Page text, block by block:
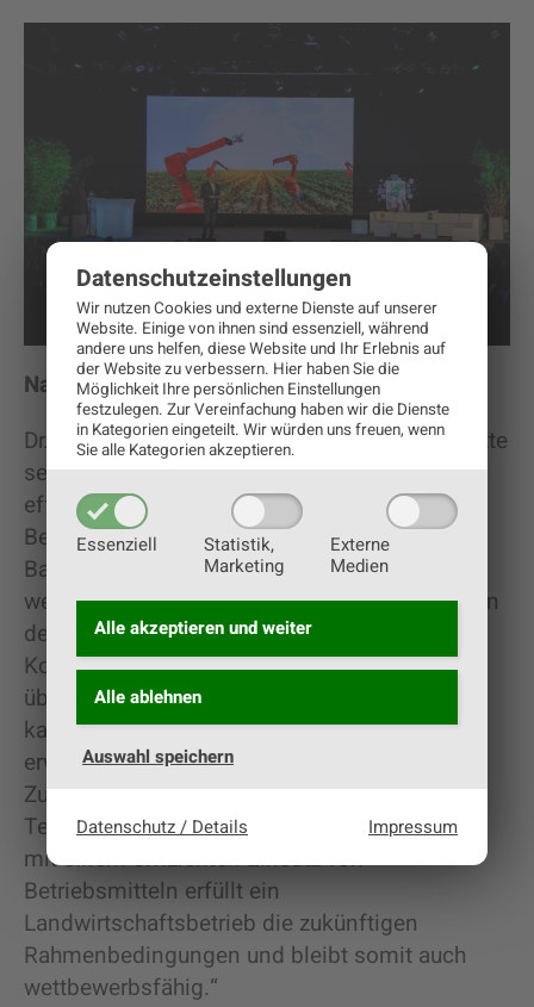
Datenschutz­einstellungen
Wir nutzen Cookies und externe Dienste auf unserer
Website. Einige von ihnen sind essenziell, während
andere uns helfen, diese Website und Ihr Erlebnis auf
der Website zu verbessern. Hier haben Sie die
Möglichkeit Ihre persönlichen Einstellungen
festzulegen. Zur Vereinfachung haben wir die Dienste
in Kategorien eingeteilt. Wir würden uns freuen, wenn
Sie alle Kategorien akzeptieren.
Essenziell
Statistik,
Marketing
Externe
Medien
Alle akzeptieren undweiter
Alle ablehnen
Auswahl speichern
Datenschutz / Details Impressum
Nahhaltig und Effizient wirtschaften
Dr. Josef Bosch von der Firma FarmFacts setzte
seinen Fokus auf eine nachhaltige und
effiziente Bewirtschaftung. So können zum
Beispiel mit Hilfe von Satelliten sogenannte
Basiskarten (Talking Fields) angelegt werden,
welche die unterschiedlichen Gegebenheiten in
den einzelnen Feldschlägen digitalisieren. In
Kombination mit dem digitalisierten Wissen
über Pflanzensorten und Bodeneigenschaften
kann der jeweilige Düngerbedarf exakt an das
erwartete Ertragspotenzial angepasst werden.
Zu den Vorteilen einer
Teilflächenbewirtschaftung meint Bosch „Nur
mit einem effizienten Einsatz von
Betriebsmitteln erfüllt ein
Landwirtschaftsbetrieb die zukünftigen
Rahmenbedingungen und bleibt somit auch
wettbewerbsfähig.“